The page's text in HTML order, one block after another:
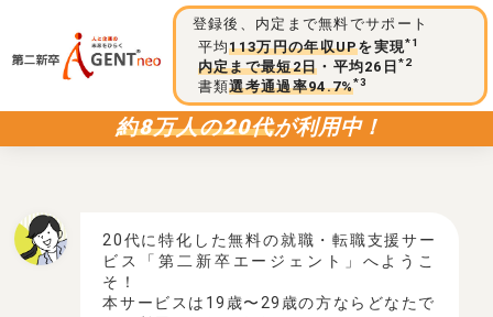
登録後、内定まで無料でサポート
平均113万円の年収UPを実現*1
内定まで最短2日 ・平均26日*2
書類選考通過率94.7%*3
約8万人の20代が利用中！
20代に特化した無料の就職・転職支援サー
ビス「第二新卒エージェント」へようこ
そ！
本サービスは19歳〜29歳の方ならどなたで